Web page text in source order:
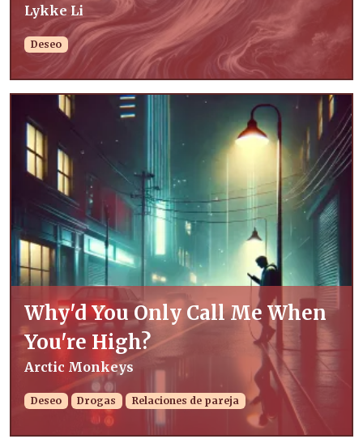
Lykke Li
Deseo
Why'd You Only Call Me When
You're High?
Arctic Monkeys
Deseo Drogas Relaciones de pareja